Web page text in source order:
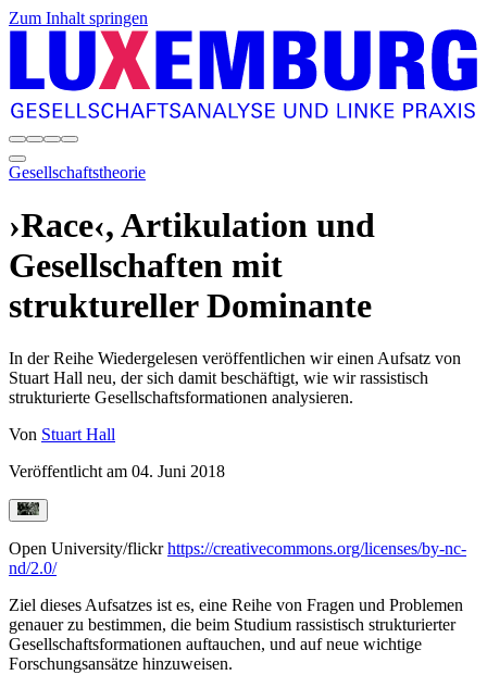
Zum Inhalt springen
Gesellschaftstheorie
›Race‹, Artikulation und
Gesellschaften mit
struktureller Dominante
In der Reihe Wiedergelesen veröffentlichen wir einen Aufsatz von
Stuart Hall neu, der sich damit beschäftigt, wie wir rassistisch
strukturierte Gesellschaftsformationen analysieren.
Von Stuart Hall
Veröffentlicht am 04. Juni 2018
Open University/flickrhttps://creativecommons.org/licenses/by-nc-
nd/2.0/
Ziel dieses Aufsatzes ist es, eine Reihe von Fragen und Problemen
genauer zu bestimmen, die beim Studium rassistisch strukturierter
Gesellschaftsformationen auftauchen, und auf neue wichtige
Forschungsansätze hinzuweisen.